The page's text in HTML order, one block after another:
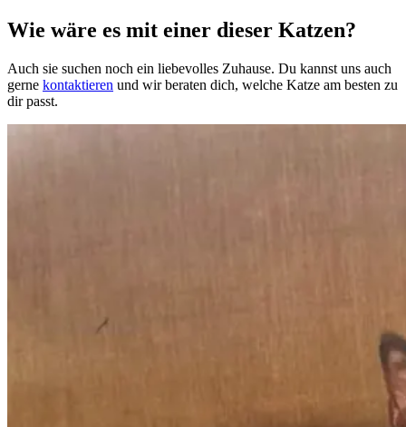
Wie wäre es mit einer dieser Katzen?
Auch sie suchen noch ein liebevolles Zuhause. Du kannst uns auch
gerne kontaktieren und wir beraten dich, welche Katze am besten zu
dir passt.